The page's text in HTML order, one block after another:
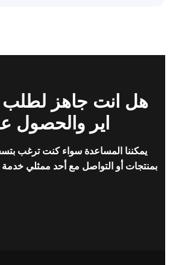
هل انت جاهز لطلب
اير والحصول
يمكننا المساعدة سواء كنت ترغب
بمنتجات أو التواصل مع أحد ممثلي